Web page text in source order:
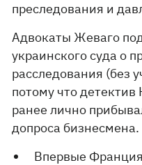
преследования и
Адвокаты Жеваго
украинского суда о
расследования (без
потому что
ранее лично
допроса бизнесмена.
Впервые